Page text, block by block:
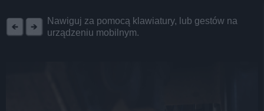
Nawiguj za pomocą klawiatury, lub gestów na
urządzeniu mobilnym.